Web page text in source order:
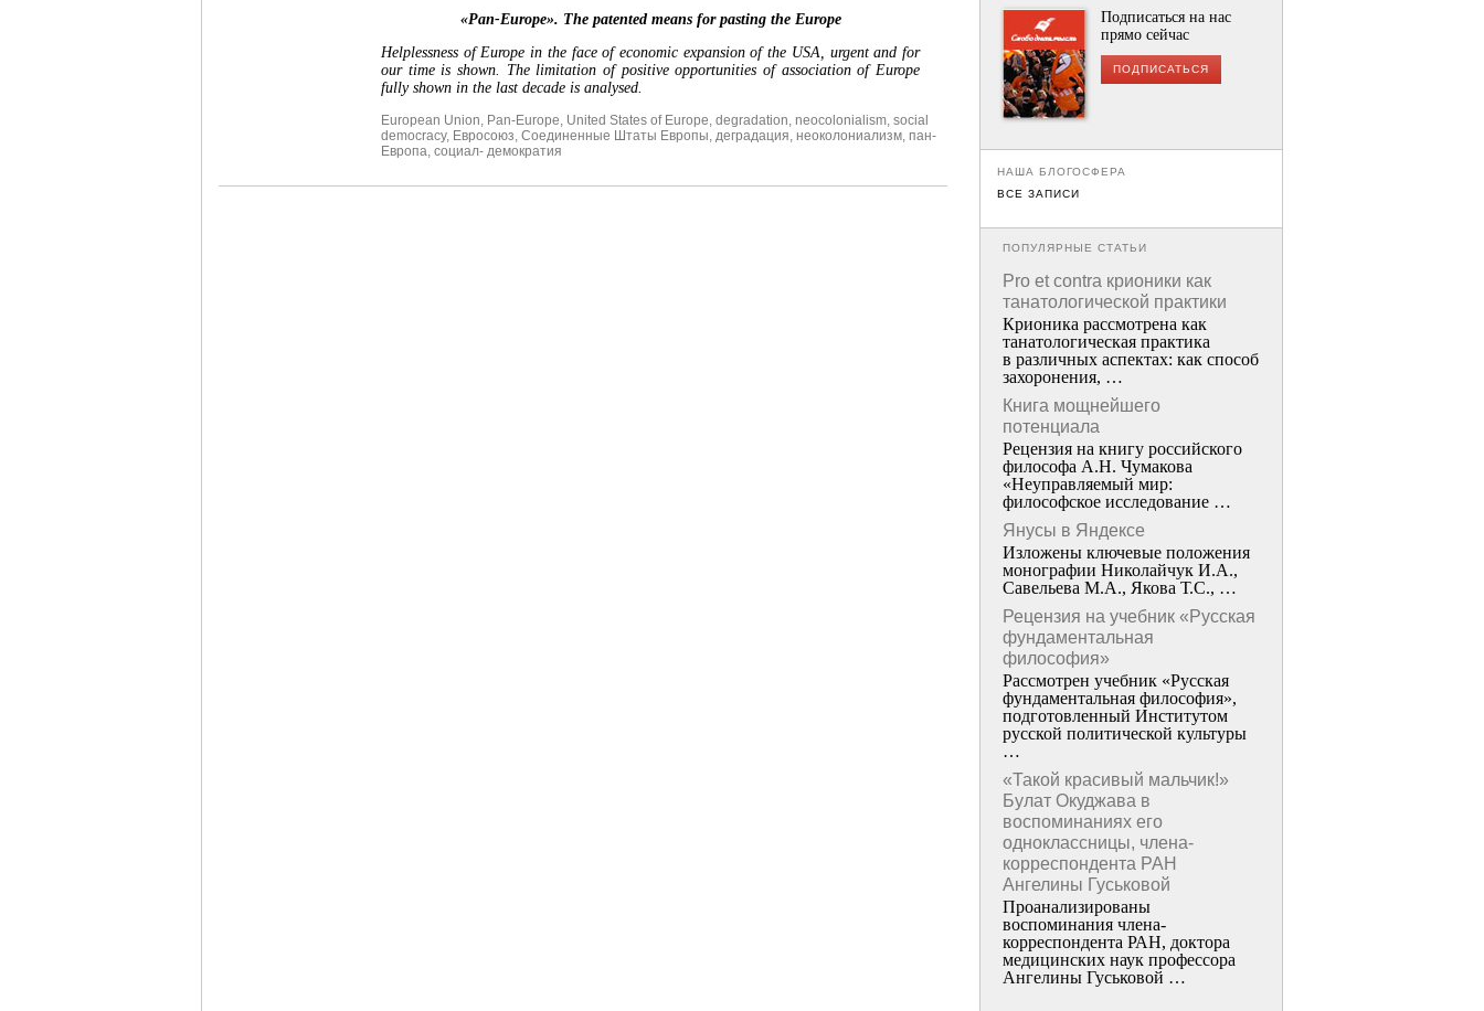
«Pan-Europe». The patented means for pasting the Europe
Helplessness of Europe in the face of economic expansion of the USA, urgent and for
our time is shown. The limitation of positive opportunities of association of Europe
fully shown in the last decade is analysed.
European Union, Pan-Europe, United States of Europe, degradation, neocolonialism, social
democracy, Евросоюз, Соединенные Штаты Европы, деградация, неоколониализм, пан-
Европа, социал- демократия
Подписаться на нас
прямо сейчас
ПОДПИСАТЬСЯ
НАША БЛОГОСФЕРА
ВСЕ ЗАПИСИ
ПОПУЛЯРНЫЕ СТАТЬИ
Pro et contra крионики как
танатологической практики
Крионика рассмотрена как
танатологическая практика
в различных аспектах: как способ
захоронения, …
Книга мощнейшего
потенциала
Рецензия на книгу российского
философа А.Н. Чумакова
«Неуправляемый мир:
философское исследование …
Янусы в Яндексе
Изложены ключевые положения
монографии Николайчук И.А.,
Савельева М.А., Якова Т.С., …
Рецензия на учебник «Русская
фундаментальная
философия»
Рассмотрен учебник «Русская
фундаментальная философия»,
подготовленный Институтом
русской политической культуры
…
«Такой красивый мальчик!»
Булат Окуджава в
воспоминаниях его
одноклассницы, члена-
корреспондента РАН
Ангелины Гуськовой
Проанализированы
воспоминания члена­
корреспондента РАН, доктора
медицинских наук профессора
Ангелины Гуськовой …